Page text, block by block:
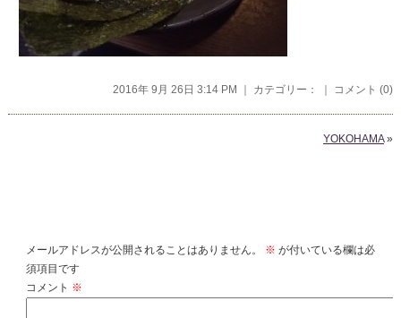
2016年 9月 26日 3:14 PM ｜ カテゴリー： ｜ コメント (0)
YOKOHAMA»
メールアドレスが公開されることはありません。 ※ が付いている欄は必
須項目です
コメント ※